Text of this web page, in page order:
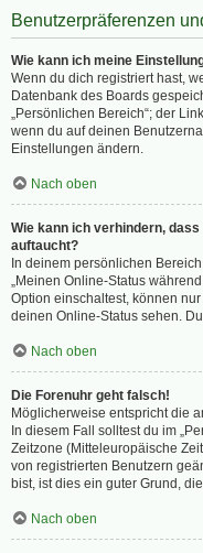
Benutzerpräferenzen
Wie kann ich meine
Wenn du dich registriert hast,
Datenbank des Boards
„Persönlichen Bereich“; der
wenn du auf deinen
Einstellungen ändern.
Nach oben
Wie kann ich verhindern,
auftaucht?
In deinem persönlichen
„Meinen Online-Status
Option einschaltest, können
deinen Online-Status sehen.
Nach oben
Die Forenuhr geht falsch!
Möglicherweise entspricht die
In diesem Fall solltest du im
Zeitzone (Mitteleuropäische
von registrierten Benutzern
bist, ist dies ein guter Grund,
Nach oben